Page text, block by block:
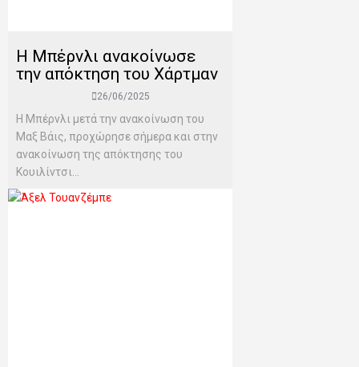
Η Μπέρνλι ανακοίνωσε
την απόκτηση του Χάρτμαν
26/06/2025
H Μπέρνλι μετά την ανακοίνωση του
Μαξ Βάις, προχώρησε σήμερα και στην
ανακοίνωση της απόκτησης του
Κουιλίντσι...